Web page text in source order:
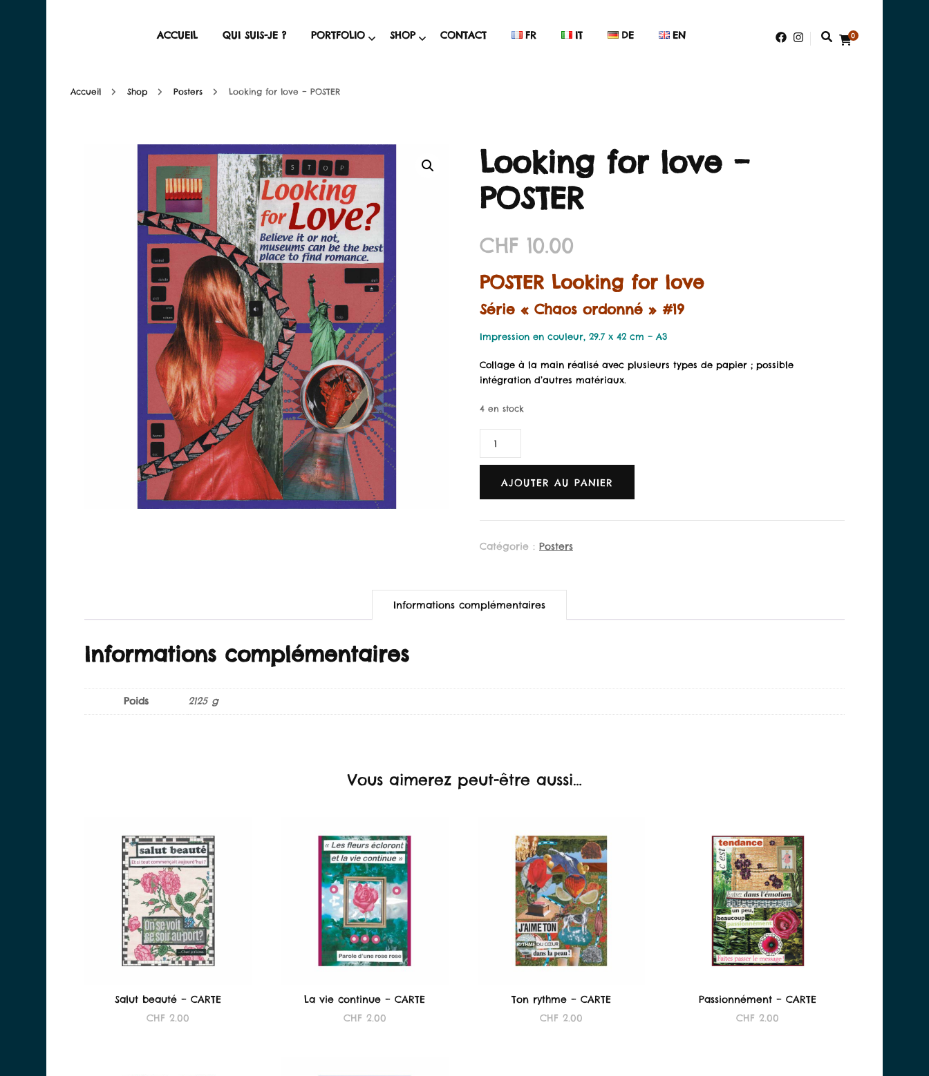
alessandra-bobbia.com
ACCUEIL QUI SUIS-JE ? PORTFOLIO
technique mixte
Dessin et peinture
Idées déco
SHOP
Supports
PANIER D’ACHAT
CONTACT FR IT DE EN 0
Accueil Shop Posters Looking for love – POSTER
Looking for love –
POSTER
CHF 10.00
POSTER Looking for love
Série « Chaos ordonné » #19
Impression en couleur, 29.7 x 42 cm – A3
Collage à la main réalisé avec plusieurs types de papier ; possible
intégration d’autres matériaux.
4 en stock
Looking
AJOUTER AU PANIER
Catégorie : Posters
Informations complémentaires
Informations complémentaires
Poids 2125 g
Vous aimerez peut-être aussi…
Salut beauté – CARTE
CHF 2.00
La vie continue – CARTE
CHF 2.00
Ton rythme – CARTE
CHF 2.00
Passionnément – CARTE
CHF 2.00